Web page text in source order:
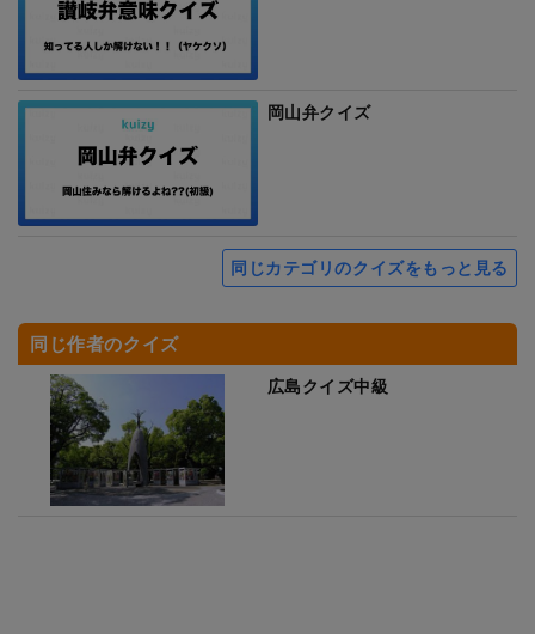
岡山弁クイズ
同じカテゴリのクイズをもっと見る
同じ作者のクイズ
広島クイズ中級